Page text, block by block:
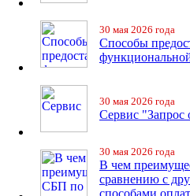
30 мая 2026 года
Способы
30 мая 2026 года
Сервис "Запрос
30 мая 2026 года
В чем
сравнению с
способами